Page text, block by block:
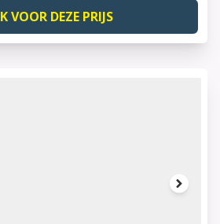
VOOR DEZE PRIJS